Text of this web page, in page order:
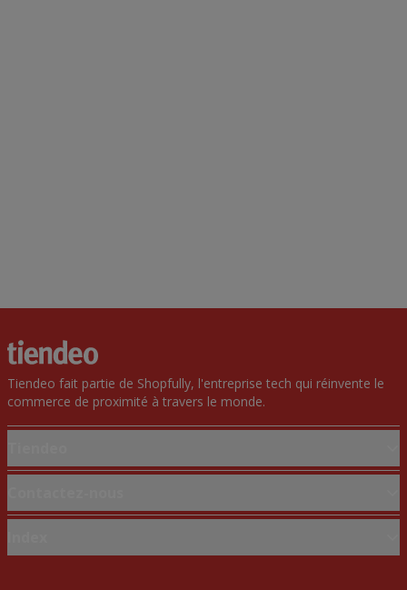
Tiendeo fait partie de Shopfully, l'entreprise tech qui réinvente le
commerce de proximité à travers le monde.
Solutions professionnelles
Magasin mal situé sur la carte